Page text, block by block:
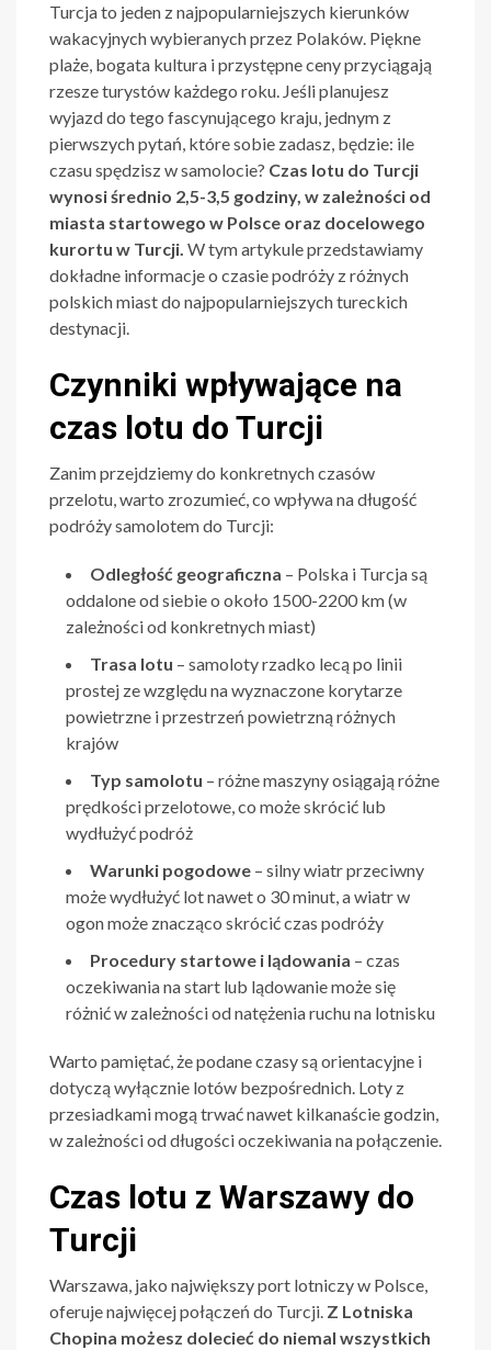
Turcja to jeden z najpopularniejszych kierunków
wakacyjnych wybieranych przez Polaków. Piękne
plaże, bogata kultura i przystępne ceny przyciągają
rzesze turystów każdego roku. Jeśli planujesz
wyjazd do tego fascynującego kraju, jednym z
pierwszych pytań, które sobie zadasz, będzie: ile
czasu spędzisz w samolocie? Czas lotu do Turcji
wynosi średnio 2,5-3,5 godziny, w zależności od
miasta startowego w Polsce oraz docelowego
kurortu w Turcji. W tym artykule przedstawiamy
dokładne informacje o czasie podróży z różnych
polskich miast do najpopularniejszych tureckich
destynacji.
Czynniki wpływające na
czas lotu do Turcji
Zanim przejdziemy do konkretnych czasów
przelotu, warto zrozumieć, co wpływa na długość
podróży samolotem do Turcji:
Odległość geograficzna – Polska i Turcja są
oddalone od siebie o około 1500-2200 km (w
zależności od konkretnych miast)
Trasa lotu – samoloty rzadko lecą po linii
prostej ze względu na wyznaczone korytarze
powietrzne i przestrzeń powietrzną różnych
krajów
Typ samolotu – różne maszyny osiągają różne
prędkości przelotowe, co może skrócić lub
wydłużyć podróż
Warunki pogodowe – silny wiatr przeciwny
może wydłużyć lot nawet o 30 minut, a wiatr w
ogon może znacząco skrócić czas podróży
Procedury startowe i lądowania – czas
oczekiwania na start lub lądowanie może się
różnić w zależności od natężenia ruchu na lotnisku
Warto pamiętać, że podane czasy są orientacyjne i
dotyczą wyłącznie lotów bezpośrednich. Loty z
przesiadkami mogą trwać nawet kilkanaście godzin,
w zależności od długości oczekiwania na połączenie.
Czas lotu z Warszawy do
Turcji
Warszawa, jako największy port lotniczy w Polsce,
oferuje najwięcej połączeń do Turcji. Z Lotniska
Chopina możesz dolecieć do niemal wszystkich